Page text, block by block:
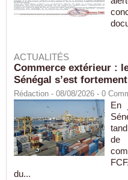
ACTUALITÉS
Commerce extérieur :
Sénégal s’est
Rédaction - 08/08/2026 - 0
En
de
du...